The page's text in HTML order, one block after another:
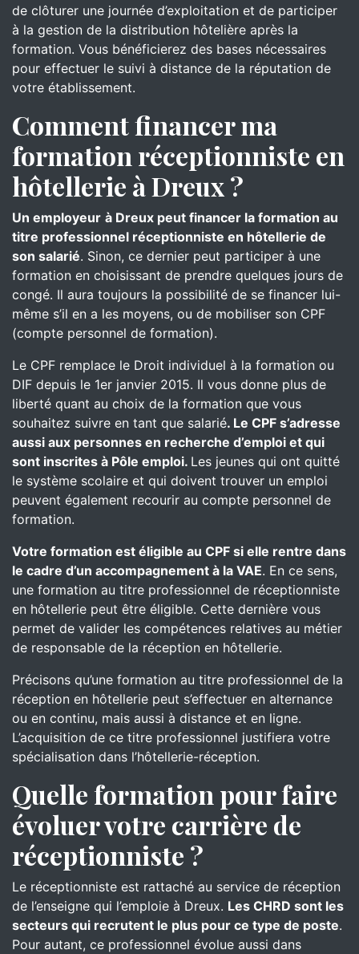
de clôturer une journée d’exploitation et de participer
à la gestion de la distribution hôtelière après la
formation. Vous bénéficierez des bases nécessaires
pour effectuer le suivi à distance de la réputation de
votre établissement.
Comment financer ma
formation réceptionniste en
hôtellerie à Dreux ?
Un employeur à Dreux peut financer la formation au
titre professionnel réceptionniste en hôtellerie de
son salarié. Sinon, ce dernier peut participer à une
formation en choisissant de prendre quelques jours de
congé. Il aura toujours la possibilité de se financer lui-
même s’il en a les moyens, ou de mobiliser son CPF
(compte personnel de formation).
Le CPF remplace le Droit individuel à la formation ou
DIF depuis le 1er janvier 2015. Il vous donne plus de
liberté quant au choix de la formation que vous
souhaitez suivre en tant que salarié. Le CPF s’adresse
aussi aux personnes en recherche d’emploi et qui
sont inscrites à Pôle emploi. Les jeunes qui ont quitté
le système scolaire et qui doivent trouver un emploi
peuvent également recourir au compte personnel de
formation.
Votre formation est éligible au CPF si elle rentre dans
le cadre d’un accompagnement à la VAE. En ce sens,
une formation au titre professionnel de réceptionniste
en hôtellerie peut être éligible. Cette dernière vous
permet de valider les compétences relatives au métier
de responsable de la réception en hôtellerie.
Précisons qu’une formation au titre professionnel de la
réception en hôtellerie peut s’effectuer en alternance
ou en continu, mais aussi à distance et en ligne.
L’acquisition de ce titre professionnel justifiera votre
spécialisation dans l’hôtellerie-réception.
Quelle formation pour faire
évoluer votre carrière de
réceptionniste ?
Le réceptionniste est rattaché au service de réception
de l’enseigne qui l’emploie à Dreux. Les CHRD sont les
secteurs qui recrutent le plus pour ce type de poste.
Pour autant, ce professionnel évolue aussi dans